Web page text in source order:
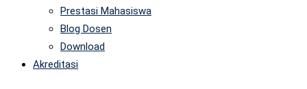
Prestasi Mahasiswa
Blog Dosen
Download
Akreditasi